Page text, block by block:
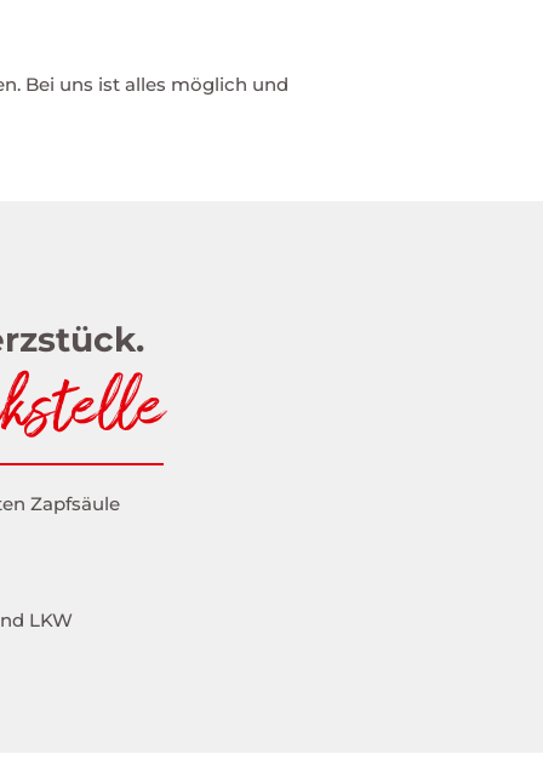
Bei uns ist alles möglich und
Zapfsäule
LKW